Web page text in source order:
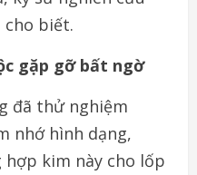
cho biết.
gặp gỡ bất ngờ
đã thử nghiệm
nhớ hình dạng,
kim này cho lốp